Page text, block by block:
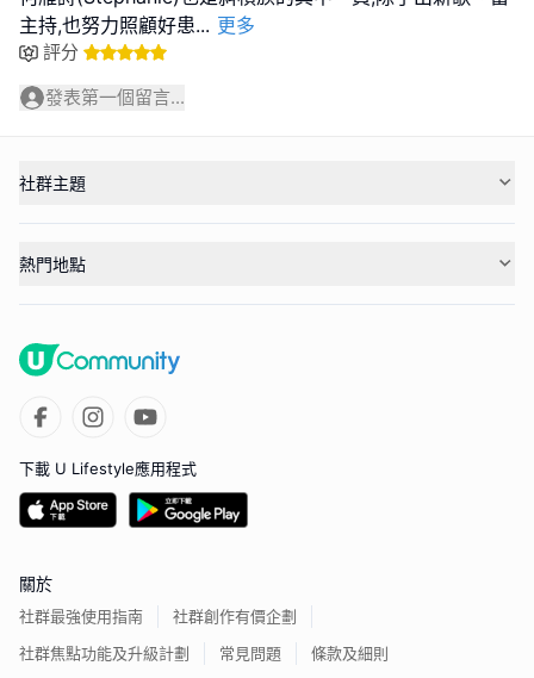
主持,也努力照顧好患... 更多
評分
發表第一個留言...
社群主題
熱門地點
下載 U Lifestyle應用程式
關於
社群最強使用指南
社群創作有價企劃
社群焦點功能及升級計劃
常見問題 條款及細則